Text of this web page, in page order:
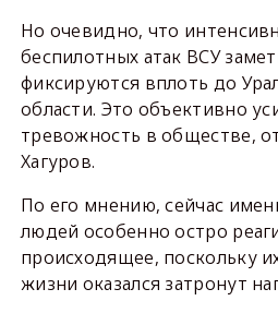
Но очевидно, что
беспилотных атак ВСУ
фиксируются вплоть до
области. Это объективно
тревожность в обществе,
Хагуров.
По его мнению, сейчас
людей особенно остро
происходящее, поскольку
жизни оказался затронут